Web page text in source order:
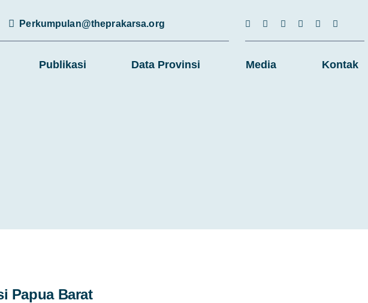
Perkumpulan@theprakarsa.org
Publikasi Data Provinsi Media Kontak
Papua Barat